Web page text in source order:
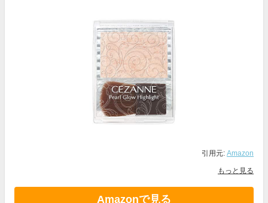
引用元: Amazon
もっと見る
Amazonで見る